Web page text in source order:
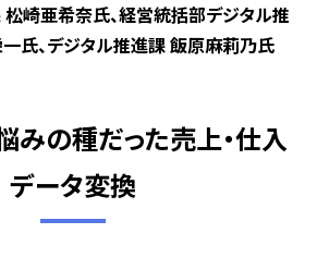
崎亜希奈氏、経営統括部デジタル推
氏、デジタル推進課 飯原麻莉乃氏
みの種だった売上・仕入
データ変換